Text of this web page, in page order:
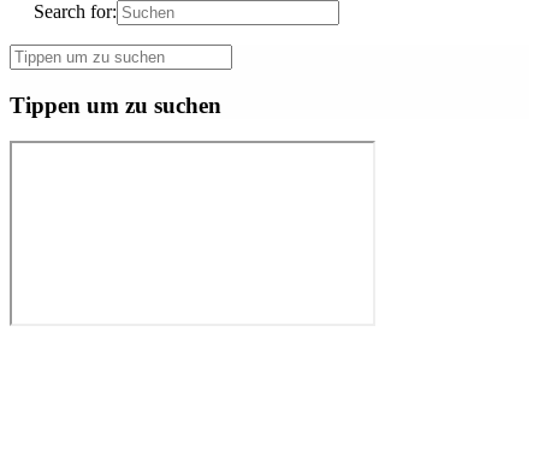
Search for:
Tippen um zu suchen